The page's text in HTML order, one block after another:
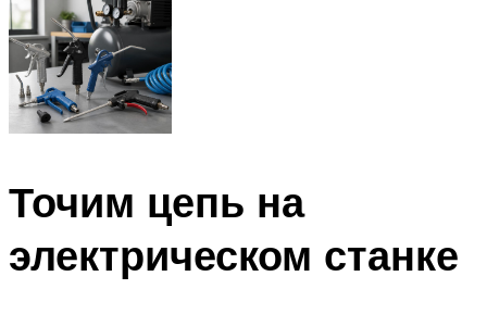
Точим цепь на
электрическом станке